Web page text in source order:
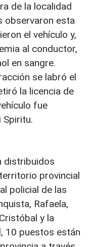
de la localidad
observaron esta
el vehículo y,
al conductor,
en sangre.
se labró el
la licencia de
fue
Spiritu.
distribuidos
provincial
policial de las
Rafaela,
y la
10 puestos están